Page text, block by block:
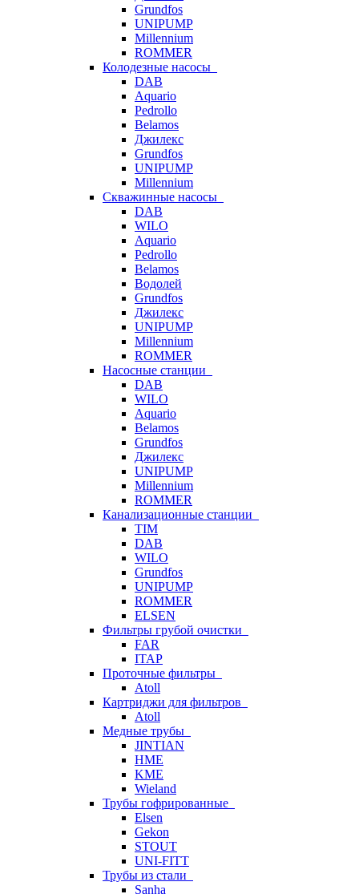
Grundfos
UNIPUMP
Millennium
ROMMER
Колодезные насосы
DAB
Aquario
Pedrollo
Belamos
Джилекс
Grundfos
UNIPUMP
Millennium
Скважинные насосы
DAB
WILO
Aquario
Pedrollo
Belamos
Водолей
Grundfos
Джилекс
UNIPUMP
Millennium
ROMMER
Насосные станции
DAB
WILO
Aquario
Belamos
Grundfos
Джилекс
UNIPUMP
Millennium
ROMMER
Канализационные станции
TIM
DAB
WILO
Grundfos
UNIPUMP
ROMMER
ELSEN
Фильтры грубой очистки
FAR
ITAP
Проточные фильтры
Atoll
Картриджи для фильтров
Atoll
Медные трубы
JINTIAN
HME
KME
Wieland
Трубы гофрированные
Elsen
Gekon
STOUT
UNI-FITT
Трубы из стали
Sanha